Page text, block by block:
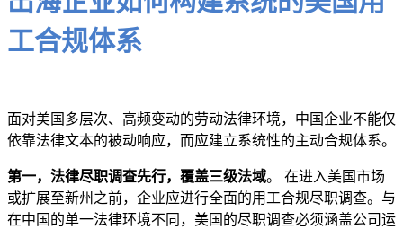
工合规体系
面对美国多层次、高频变动的劳动法律环境，中国企业不能仅
依靠法律文本的被动响应，而应建立系统性的主动合规体系。
第一，法律尽职调查先行，覆盖三级法域。 在进入美国市场
或扩展至新州之前，企业应进行全面的用工合规尽职调查。与
在中国的单一法律环境不同，美国的尽职调查必须涵盖公司运